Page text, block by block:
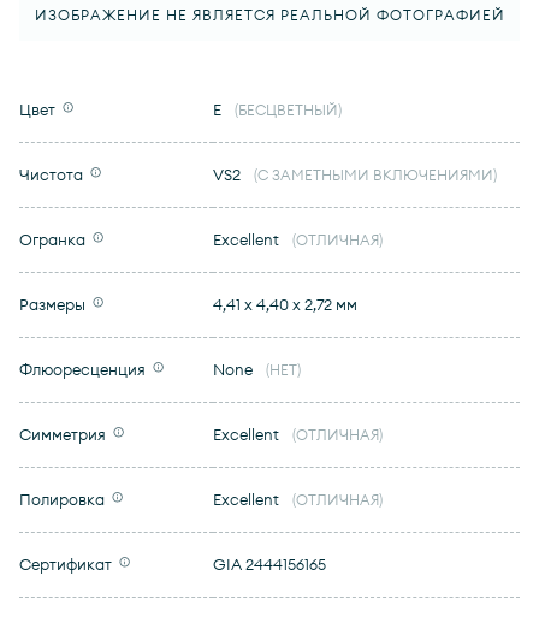
ИЗОБРАЖЕНИЕ НЕ ЯВЛЯЕТСЯ РЕАЛЬНОЙ ФОТОГРАФИЕЙ
Цвет E (БЕСЦВЕТНЫЙ)
Чистота VS2 (С ЗАМЕТНЫМИ ВКЛЮЧЕНИЯМИ)
Огранка Excellent (ОТЛИЧНАЯ)
Размеры 4,41 x 4,40 x 2,72 мм
Флюоресценция None (НЕТ)
Симметрия Excellent (ОТЛИЧНАЯ)
Полировка Excellent (ОТЛИЧНАЯ)
Сертификат GIA 2444156165